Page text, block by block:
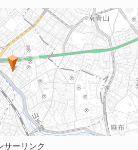
サーリンク